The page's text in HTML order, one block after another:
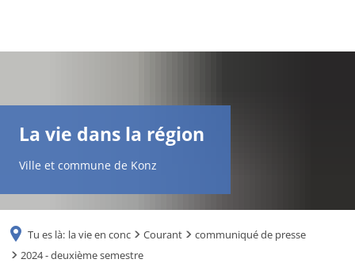
FR
La vie dans la région
Ville et commune de Konz
Tu es là: la vie en conc Courant
communiqué de presse
2024 - deuxième semestre